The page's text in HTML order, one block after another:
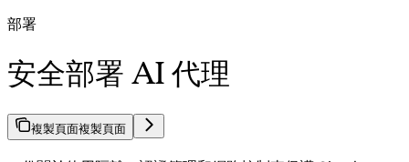
部署
安全部署 AI 代理
複製頁面複製頁面